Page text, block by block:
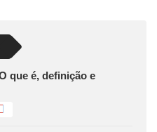
que é, definição e